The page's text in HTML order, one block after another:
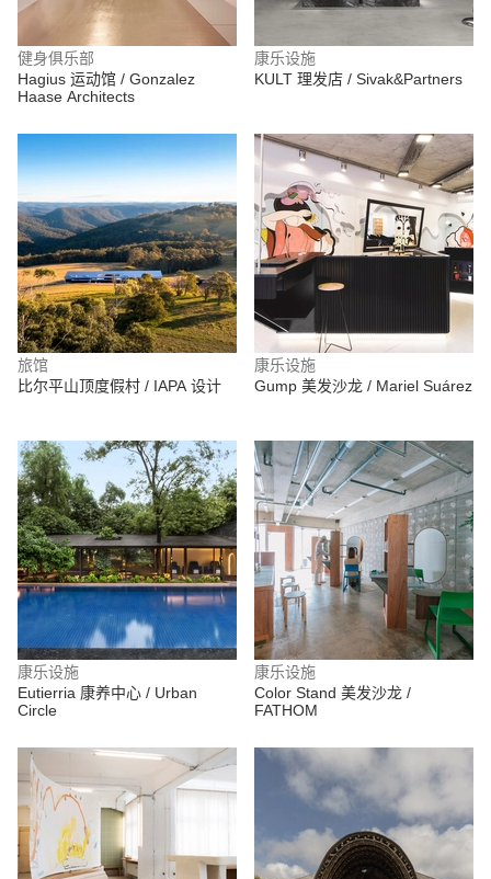
健身俱乐部
Hagius 运动馆 / Gonzalez
Haase Architects
康乐设施
KULT 理发店 / Sivak&Partners
旅馆
比尔平山顶度假村 / IAPA 设计
康乐设施
Gump 美发沙龙 / Mariel Suárez
康乐设施
Eutierria 康养中心 / Urban
Circle
康乐设施
Color Stand 美发沙龙 /
FATHOM